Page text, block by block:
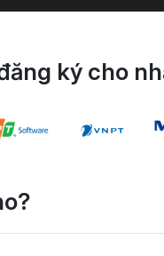
ký cho